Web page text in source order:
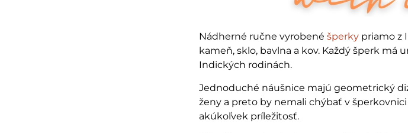
Nádherné ručne vyrobenéšperky priamo z
kameň, sklo, bavlna a kov. Každý šperk má
Indických rodinách.
Jednoduché náušnice majú geometrický
ženy a preto by nemali chýbať v
akúkoľvek príležitosť.